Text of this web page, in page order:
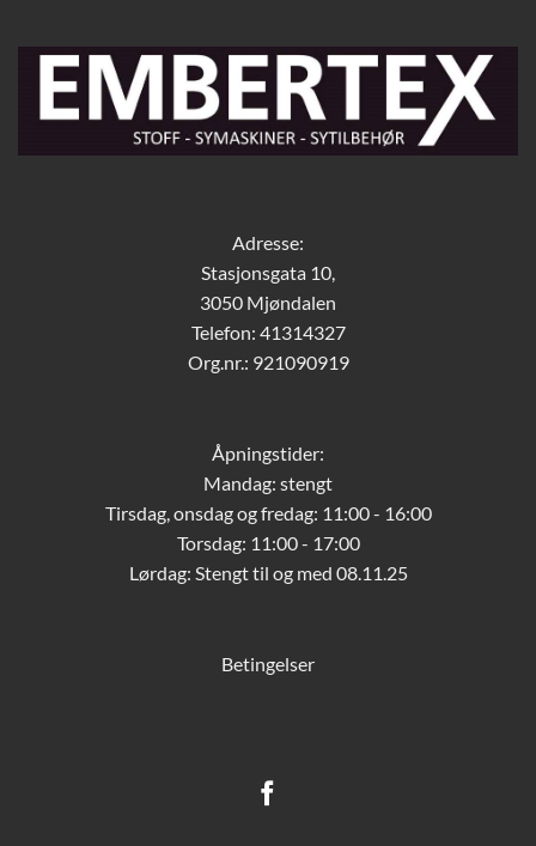
Adresse:
Stasjonsgata 10,
3050 Mjøndalen
Telefon: 41314327
Org.nr.: 921090919
Åpningstider:
Mandag: stengt
Tirsdag, onsdag og fredag: 11:00 - 16:00
Torsdag: 11:00 - 17:00
Lørdag: Stengt til og med 08.11.25
Betingelser